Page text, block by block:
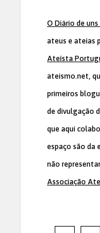
O Diário de
ateus e ateias
Ateísta
ateismo.net,
primeiros
de divulgação
que aqui
espaço são da
não
Associação